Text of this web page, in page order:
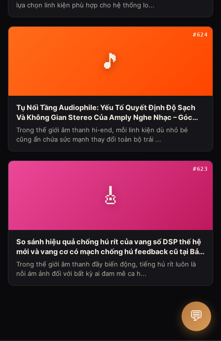
lựa chọn linh kiện phù hợp cho hệ thống lo...
🎵
#624
Tụ Nối Tầng Audiophile: Yếu Tố Quyết Định Độ Sạch
Và Không Gian Stereo Của Amply Nghe Nhạc – Góc
Nhìn Chuyên Gia Từ Bảo Hùng Audio
Trong thế giới âm thanh hi-end, mỗi linh kiện dù nhỏ bé
cũng ẩn chứa sức mạnh thay đổi toàn bộ trải ...
🎸
#623
So sánh hiệu quả chống hú rít của vang số DSP thế hệ
mới và vang cơ có mạch chống hú feedback cũ tại Bảo
Hùng Audio (Chủ đề loa máy ngày 336)
Trong thế giới âm thanh đầy biến động, tiếng hú rít luôn là
nỗi ám ảnh đối với bất kỳ ai đam mê ca h...
💬